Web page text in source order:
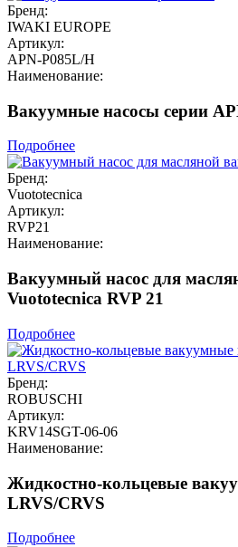
Бренд:
IWAKI EUROPE
Артикул:
APN-P085L/H
Наименование:
Вакуумные насосы серии
Подробнее
Бренд:
Vuototecnica
Артикул:
RVP21
Наименование:
Вакуумный насос для
Vuototecnica RVP 21
Подробнее
Бренд:
ROBUSCHI
Артикул:
KRV14SGT-06-06
Наименование:
Жидкостно-кольцевые
LRVS/CRVS
Подробнее